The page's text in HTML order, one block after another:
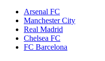
Arsenal FC
Manchester City
Real Madrid
Chelsea FC
FC Barcelona